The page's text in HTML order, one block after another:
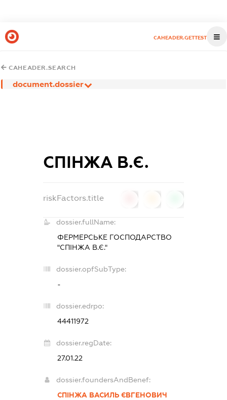
CAHEADER.GETTEST
CAHEADER.SEARCH
document.dossier
СПІНЖА В.Є.
riskFactors.title
dossier.fullName:
ФЕРМЕРСЬКЕ ГОСПОДАРСТВО
"СПІНЖА В.Є."
dossier.opfSubType:
-
dossier.edrpo:
44411972
dossier.regDate:
27.01.22
dossier.foundersAndBenef:
СПІНЖА ВАСИЛЬ ЄВГЕНОВИЧ